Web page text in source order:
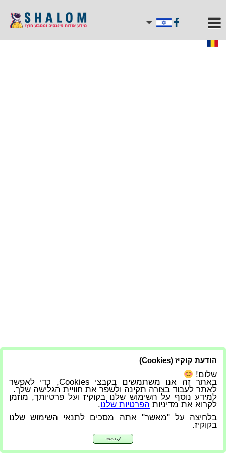
הודעת קוקיז (Cookies)
שלום!
באתר זה אנו משתמשים בקבצי Cookies, כדי לאפשר
לאתר לעבוד בצורה תקינה ולשפר את חוויית הגלישה שלך.
למידע נוסף על השימוש שלנו בקוקיז ועל פרטיותך, מוזמן
לקרוא את מדיניות הפרטיות שלנו.
בלחיצה על "מאשר" אתה מסכים לתנאי השימוש שלנו
בקוקיז.
מאשר